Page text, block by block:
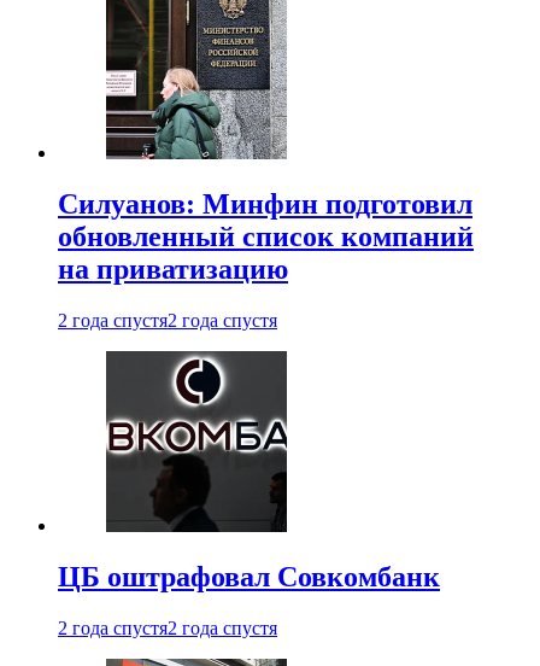
Силуанов: Минфин подготовил
обновленный список компаний
на приватизацию
2 года спустя2 года спустя
ЦБ оштрафовал Совкомбанк
2 года спустя2 года спустя